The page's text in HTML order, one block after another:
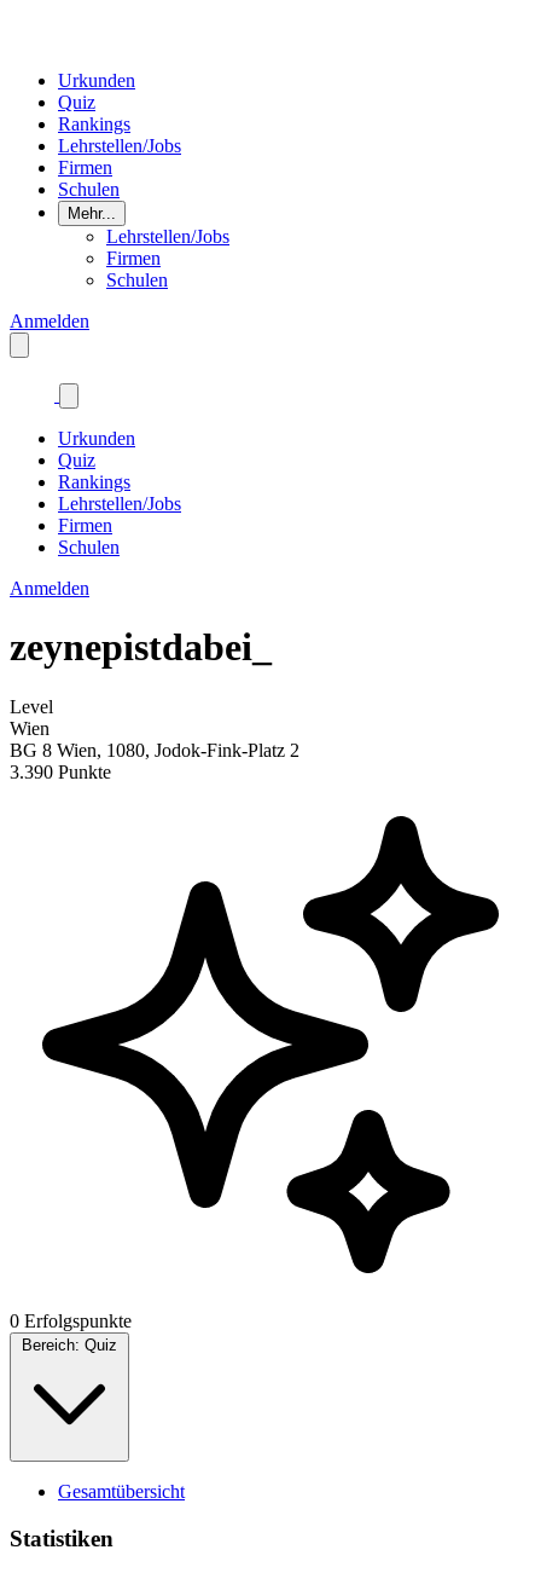
Urkunden
Quiz
Rankings
Lehrstellen/Jobs
Firmen
Schulen
Mehr...
Lehrstellen/Jobs
Firmen
Schulen
Anmelden
Urkunden
Quiz
Rankings
Lehrstellen/Jobs
Firmen
Schulen
Anmelden
zeynepistdabei_
Level
Wien
BG 8 Wien, 1080, Jodok-Fink-Platz 2
3.390 Punkte
0 Erfolgspunkte
Bereich: Quiz
Gesamtübersicht
Statistiken